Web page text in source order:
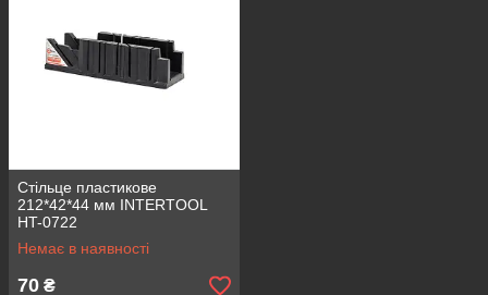
Стільце пластикове
212*42*44 мм INTERTOOL
HT-0722
Немає в наявності
70 ₴